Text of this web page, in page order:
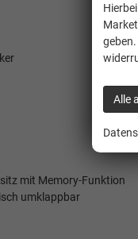
mit Memory-Funktion
umklappbar
Alle